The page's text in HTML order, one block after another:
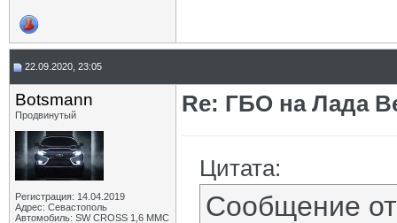
22.09.2020, 23:05
Botsmann
Продвинутый
Регистрация: 14.04.2019
Адрес: Севастополь
Автомобиль: SW CROSS 1,6 ММС
Re: ГБО на Лада
Цитата:
Сообщение